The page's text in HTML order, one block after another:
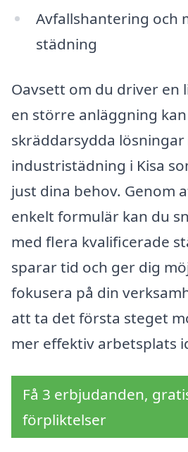
Avfallshantering och
städning
Oavsett om du driver en
en större anläggning
skräddarsydda
industristädning i Kisa
just dina behov. Genom
enkelt formulär kan du
med flera kvalificerade
sparar tid och ger dig
fokusera på din
att ta det första steget
mer effektiv arbetsplats
Få 3 erbjudanden,
förpliktelser